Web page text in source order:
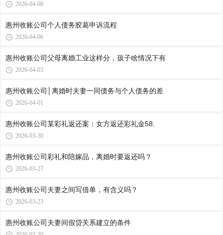
2026-04-08
惠州收账公司​个人债务胶葛申诉流程
2026-04-06
惠州收账公司​父母离婚工业这样分，孩子啥情况下有
2026-04-03
惠州收账公司​│离婚时夫妻一同债务与个人债务的差
2026-04-01
惠州收账公司​某彩礼返还案：女方返还彩礼金58.
2026-03-30
惠州收账公司​彩礼和陪嫁品，离婚时要返还吗？
2026-03-27
惠州收账公司​夫妻之间写借单，有含义吗？
2026-03-23
惠州收账公司​夫妻间假贷关系建立的条件